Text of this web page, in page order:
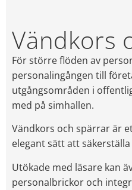
Vändkors
För större flöden av
personalingången till
utgångsområden i
med på simhallen.
Vändkors och spärrar är
elegant sätt att
Utökade med läsare kan
personalbrickor och